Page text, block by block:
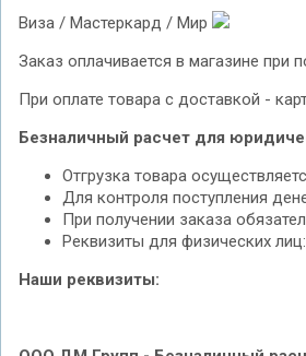
Виза / Мастеркард / Мир
Заказ оплачивается в магазине при
При оплате товара с доставкой -
Безналичный расчет для
Отгрузка товара
Для контроля поступления
При получении заказа
Реквизиты для физических лиц:
Наши реквизиты: